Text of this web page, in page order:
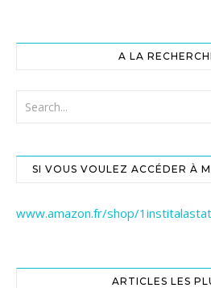
A LA
SI VOUS VOULEZ ACCÉDER À
www.amazon.fr/shop/
ARTICLES LES